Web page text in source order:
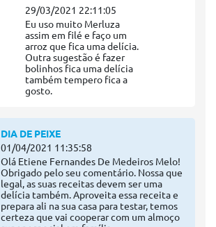
29/03/2021 22:11:05
Eu uso muito Merluza
assim em filé e faço um
arroz que fica uma delícia.
Outra sugestão é fazer
bolinhos fica uma delícia
também tempero fica a
gosto.
DIA DE PEIXE
01/04/2021 11:35:58
Olá Etiene Fernandes De Medeiros Melo!
Obrigado pelo seu comentário. Nossa que
legal, as suas receitas devem ser uma
delícia também. Aproveita essa receita e
prepara ali na sua casa para testar, temos
certeza que vai cooperar com um almoço